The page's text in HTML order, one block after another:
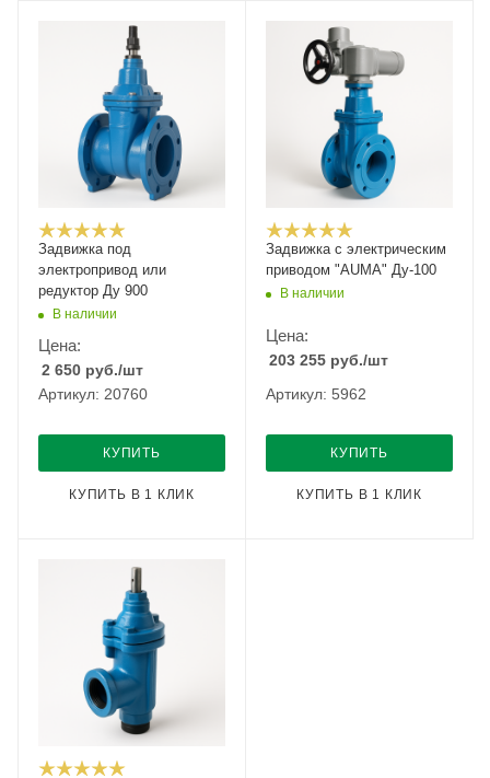
Задвижка под
электропривод или
редуктор Ду 900
В наличии
Цена:
2 650 руб./шт
Артикул: 20760
КУПИТЬ
КУПИТЬ В 1 КЛИК
Задвижка с электрическим
приводом "AUMA" Ду-100
В наличии
Цена:
203 255 руб./шт
Артикул: 5962
КУПИТЬ
КУПИТЬ В 1 КЛИК